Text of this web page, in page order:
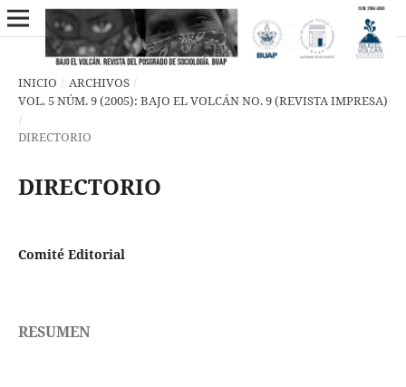
INICIO / ARCHIVOS /
VOL. 5 NÚM. 9 (2005): BAJO EL VOLCÁN NO. 9 (REVISTA IMPRESA)
/
DIRECTORIO
DIRECTORIO
Comité Editorial
RESUMEN